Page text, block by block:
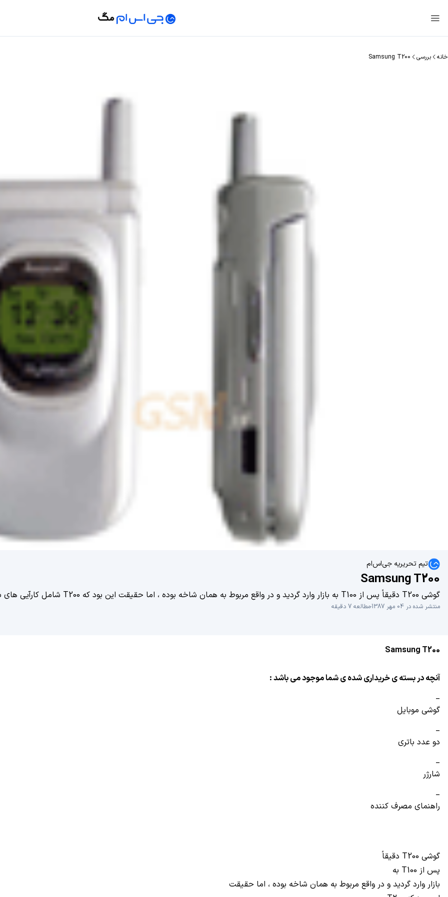
خانه بررسی Samsung T200
تیم تحریریه جی‌اس‌ام
Samsung T200
گوشی T200 دقیقاً پس از T100 به بازار وارد گردید و در واقع مربوط به همان شاخه بوده ، اما حقیقت این بود که T200 شامل کارآیی های بالاتر و بهتری نسبت به T100 می باشد...
منتشر شده در 04 مهر 1387 مطالعه 7 دقیقه
Samsung T200
آنچه در بسته ی خریداری شده ی شما موجود می باشد :
_
گوشی موبایل
_
دو عدد باتری
_
شارژر
_
راهنمای مصرف کننده
گوشی T200 دقیقاً
پس از T100 به
بازار وارد گردید و در واقع مربوط به همان شاخه بوده ، اما حقیقت